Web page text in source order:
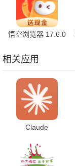
悟空浏览器 17.6.0
相关应用
Claude
版